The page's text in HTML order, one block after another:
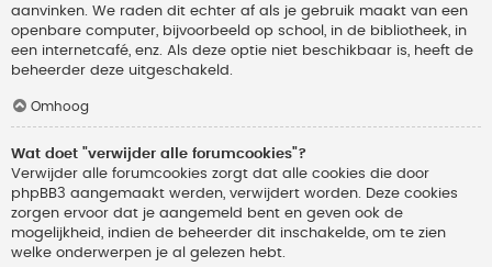
aanvinken. We raden dit echter af als je gebruik maakt van een
openbare computer, bijvoorbeeld op school, in de bibliotheek, in
een internetcafé, enz. Als deze optie niet beschikbaar is, heeft de
beheerder deze uitgeschakeld.
Omhoog
Wat doet "verwijder alle forumcookies"?
Verwijder alle forumcookies zorgt dat alle cookies die door
phpBB3 aangemaakt werden, verwijdert worden. Deze cookies
zorgen ervoor dat je aangemeld bent en geven ook de
mogelijkheid, indien de beheerder dit inschakelde, om te zien
welke onderwerpen je al gelezen hebt.